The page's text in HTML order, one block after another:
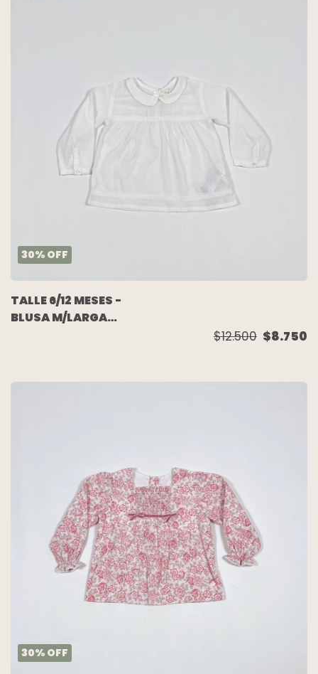
30% OFF
TALLE 6/12 MESES -
BLUSA M/LARGA
$12.500 $8.750
30% OFF